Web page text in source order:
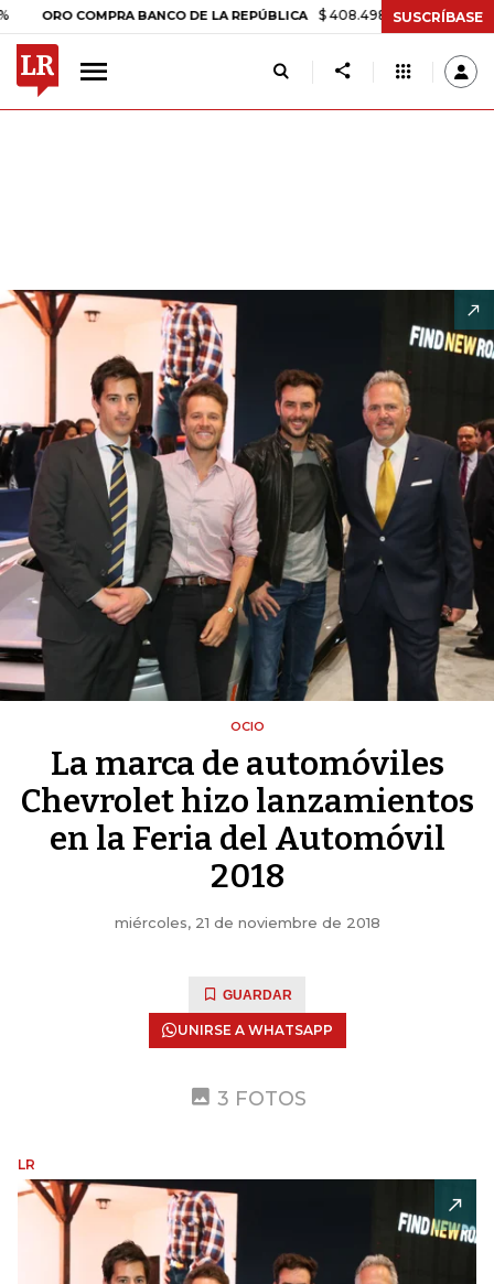
COMPRA BANCO DE LA REPÚBLICA $ 408.498,97 +$ 8.753,81 +2,19%
SUSCRÍBASE
OCIO
La marca de automóviles
Chevrolet hizo lanzamientos
en la Feria del Automóvil
2018
miércoles, 21 de noviembre de 2018
GUARDAR
UNIRSE A WHATSAPP
3 FOTOS
LR